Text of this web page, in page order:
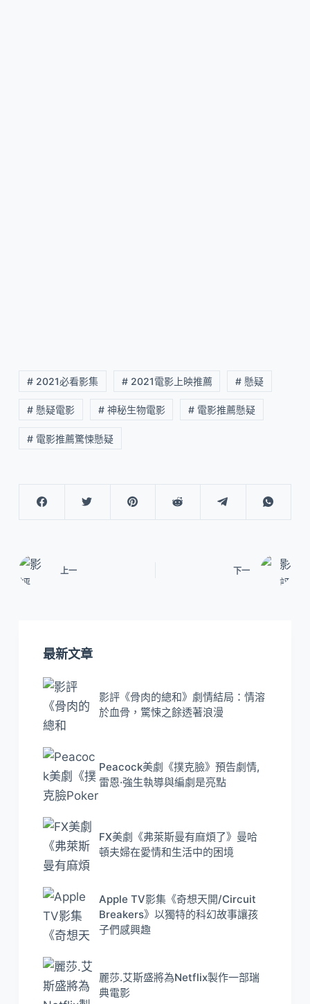
# 2021必看影集 # 2021電影上映推薦 # 懸疑
# 懸疑電影 # 神秘生物電影 # 電影推薦懸疑
# 電影推薦驚悚懸疑
上一 下一
最新文章
影評《骨肉的總和》劇情結局：情溶
於血骨，驚悚之餘透著浪漫
Peacock美劇《撲克臉》預告劇情,
雷恩·強生執導與編劇是亮點
FX美劇《弗萊斯曼有麻煩了》曼哈
頓夫婦在愛情和生活中的困境
Apple TV影集《奇想天開/Circuit
Breakers》以獨特的科幻故事讓孩
子們感興趣
麗莎.艾斯盛將為Netflix製作一部瑞
典電影